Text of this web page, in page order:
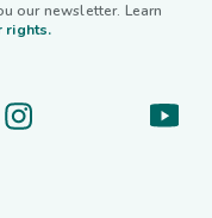
our newsletter. Learn
rights.